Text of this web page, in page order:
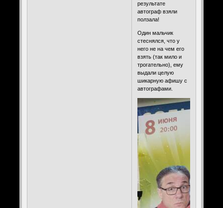
результате
автограф взяли
ползала!
Один мальчик
стеснялся, что у
него не на чем его
взять (так мило и
трогательно), ему
выдали целую
шикарную афишу с
автографами.